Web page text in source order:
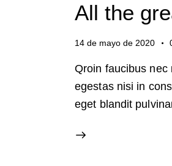
All the
14 de mayo de 2020
Qroin faucibus nec
egestas nisi in
eget blandit